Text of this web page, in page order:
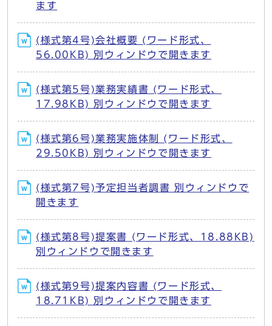
ます
(様式第4号)会社概要 (ワード形式、
56.00KB) 別ウィンドウで開きます
(様式第5号)業務実績書 (ワード形式、
17.98KB) 別ウィンドウで開きます
(様式第6号)業務実施体制 (ワード形式、
29.50KB) 別ウィンドウで開きます
(様式第7号)予定担当者調書 別ウィンドウで
開きます
(様式第8号)提案書 (ワード形式、18.88KB)
別ウィンドウで開きます
(様式第9号)提案内容書 (ワード形式、
18.71KB) 別ウィンドウで開きます